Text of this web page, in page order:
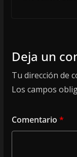
Deja un
Tu dirección de
Los campos
Comentario *